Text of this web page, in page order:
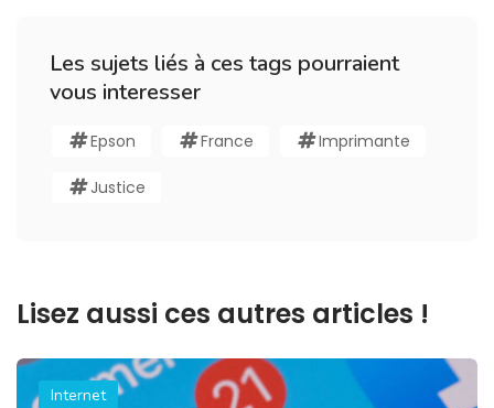
Les sujets liés à ces tags pourraient
vous interesser
Epson France Imprimante
Justice
Lisez aussi ces autres articles !
Internet